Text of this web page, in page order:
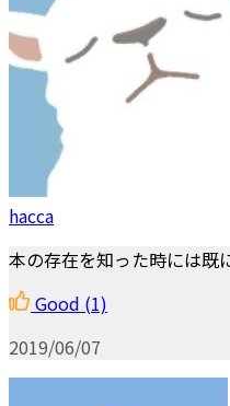
hacca
本の存在を知った時には既
Good (1)
2019/06/07